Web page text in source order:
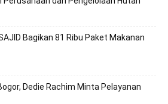
Bagikan 81 Ribu Paket Makanan
Dedie Rachim Minta Pelayanan